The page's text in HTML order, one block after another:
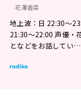
花澤香菜
地上波：日 22:30～
21:30～22:00 声優・
となどをお話してい…